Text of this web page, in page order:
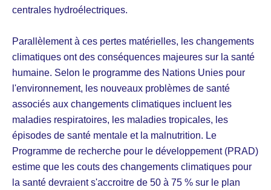
centrales hydroélectriques.
Parallèlement à ces pertes matérielles, les changements
climatiques ont des conséquences majeures sur la santé
humaine. Selon le programme des Nations Unies pour
l'environnement, les nouveaux problèmes de santé
associés aux changements climatiques incluent les
maladies respiratoires, les maladies tropicales, les
épisodes de santé mentale et la malnutrition. Le
Programme de recherche pour le développement (PRAD)
estime que les couts des changements climatiques pour
la santé devraient s'accroitre de 50 à 75 % sur le plan